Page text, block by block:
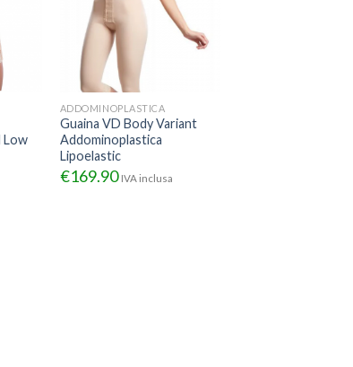
Low
ADDOMINOPLASTICA
Guaina VD Body Variant
Addominoplastica
Lipoelastic
€169.90 IVA inclusa